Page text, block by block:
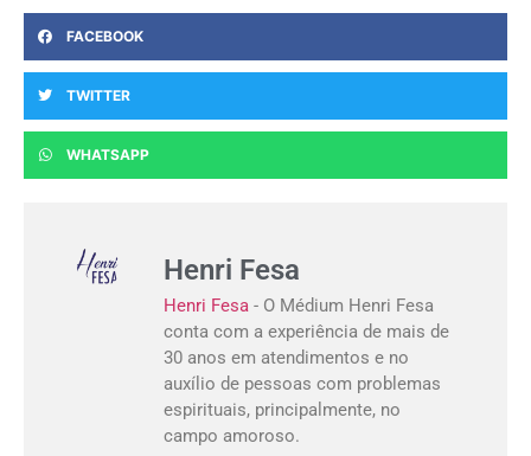
FACEBOOK
TWITTER
WHATSAPP
Henri Fesa
Henri Fesa - O Médium Henri Fesa
conta com a experiência de mais de
30 anos em atendimentos e no
auxílio de pessoas com problemas
espirituais, principalmente, no
campo amoroso.